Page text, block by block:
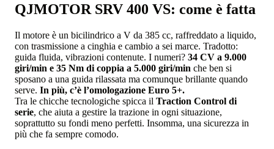
QJMOTOR SRV 400 VS: come è fatta
Il motore è un bicilindrico a V da 385 cc, raffreddato a liquido,
con trasmissione a cinghia e cambio a sei marce. Tradotto:
guida fluida, vibrazioni contenute. I numeri? 34 CV a 9.000
giri/min e 35 Nm di coppia a 5.000 giri/min che ben si
sposano a una guida rilassata ma comunque brillante quando
serve. In più, c’è l’omologazione Euro 5+.
Tra le chicche tecnologiche spicca il Traction Control di
serie, che aiuta a gestire la trazione in ogni situazione,
soprattutto su fondi meno perfetti. Insomma, una sicurezza in
più che fa sempre comodo.